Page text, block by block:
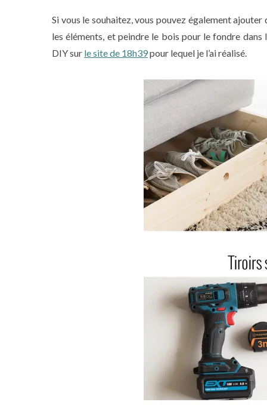
Si vous le souhaitez, vous pouvez également
les éléments, et peindre le bois pour le fondre
DIY sur le site de 18h39pour lequel je l’ai réalisé.